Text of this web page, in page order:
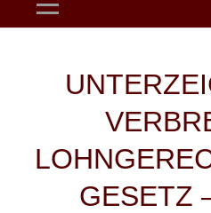
GESETZ
Beitragsnavigation